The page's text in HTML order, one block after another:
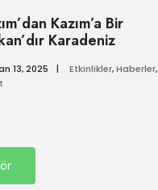
Kazım’a Bir
Karadeniz
13, 2025 | Etkinlikler,Haberler,